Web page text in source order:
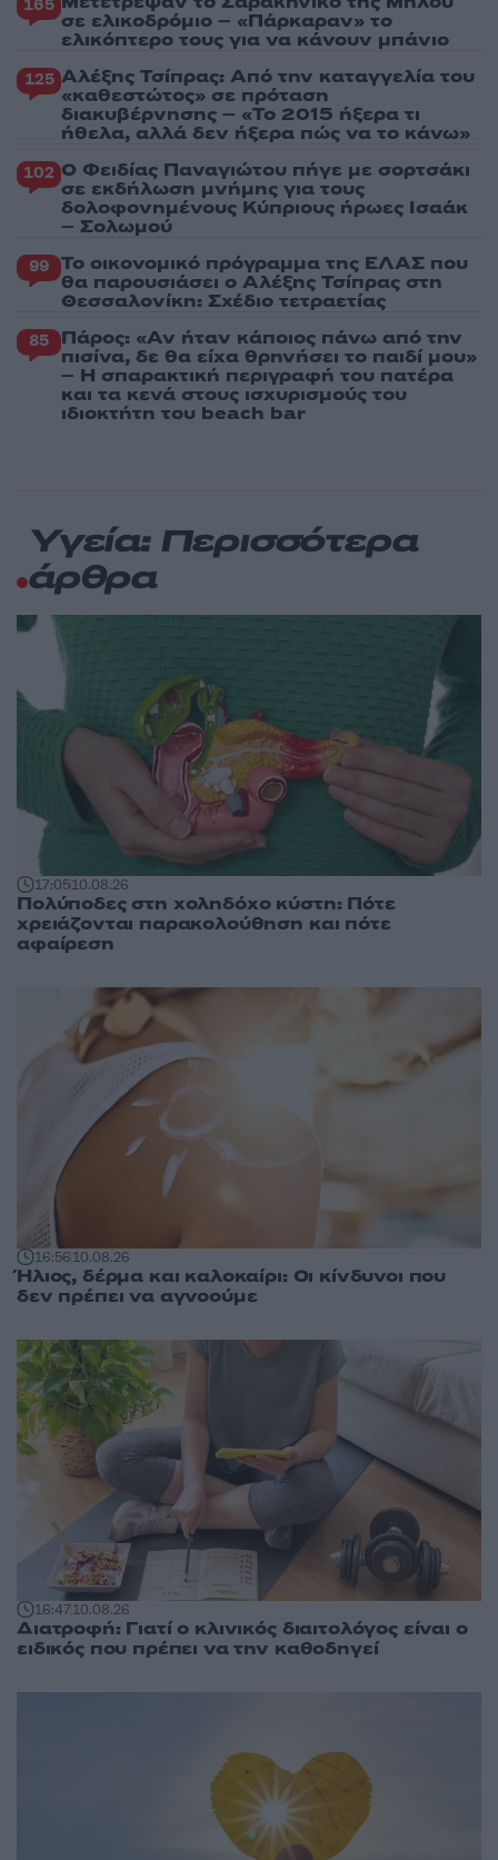
165
σε ελικοδρόμιο – «Πάρκαραν» το
ελικόπτερο τους για να κάνουν μπάνιο
125 Αλέξης Τσίπρας: Από την καταγγελία του
«καθεστώτος» σε πρόταση
διακυβέρνησης – «Το 2015 ήξερα τι
ήθελα, αλλά δεν ήξερα πώς να το κάνω»
102 Ο Φειδίας Παναγιώτου πήγε με σορτσάκι
σε εκδήλωση μνήμης για τους
δολοφονημένους Κύπριους ήρωες Ισαάκ
– Σολωμού
99 Το οικονομικό πρόγραμμα της ΕΛΑΣ που
θα παρουσιάσει ο Αλέξης Τσίπρας στη
Θεσσαλονίκη: Σχέδιο τετραετίας
85 Πάρος: «Αν ήταν κάποιος πάνω από την
πισίνα, δε θα είχα θρηνήσει το παιδί μου»
– Η σπαρακτική περιγραφή του πατέρα
και τα κενά στους ισχυρισμούς του
ιδιοκτήτη του beach bar
Υγεία: Περισσότερα
άρθρα
17:0510.08.26
Πολύποδες στη χοληδόχο κύστη: Πότε
χρειάζονται παρακολούθηση και πότε
αφαίρεση
16:5610.08.26
Ήλιος, δέρμα και καλοκαίρι: Οι κίνδυνοι που
δεν πρέπει να αγνοούμε
16:4710.08.26
Διατροφή: Γιατί ο κλινικός διαιτολόγος είναι ο
ειδικός που πρέπει να την καθοδηγεί